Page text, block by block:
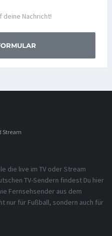
deine Nachricht!
Stream
die live im TV oder Stream
TV-Sendern findest Du hier
Fernsehsender aus dem
nur für Fußball, sondern auch für